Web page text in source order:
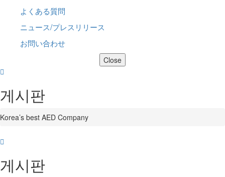
よくある質問
ニュース/プレスリリース
お問い合わせ
Close
게시판
Korea’s best AED Company
게시판